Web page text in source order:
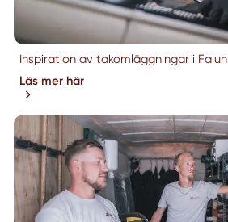
Inspiration av takomläggningar i Falun
Läs mer här